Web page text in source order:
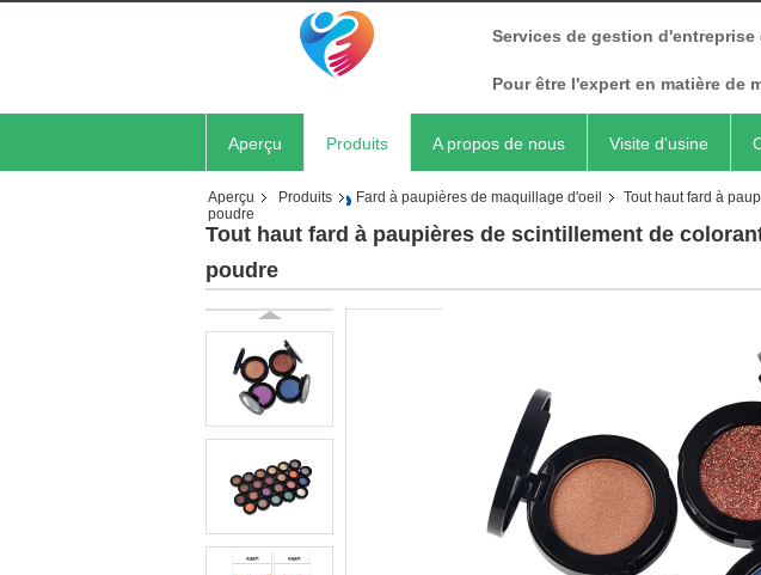
Services de gestion
Pour être l'expert en matière de
Aperçu Produits A propos de nous Visite d'usine
Aperçu Produits Fard à paupières de maquillage d'oeil
Tout haut fard à
poudre
Tout haut fard à paupières de scintillement de
poudre